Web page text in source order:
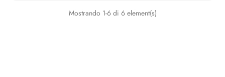
Mostrando 1-6 di 6 element(s)